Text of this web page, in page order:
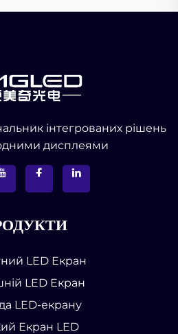
інтегрованих рішень
дисплеями
LED Екран
LED Екран
LED-екрану
Екран LED